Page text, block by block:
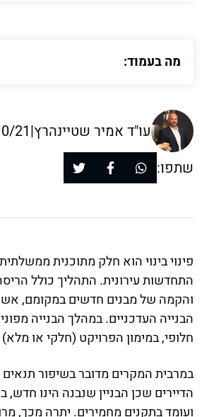
מה בעמוד:
עו"ד אמיר שטיינהרץ|
21
שתפו:
פינוי בינוי הוא חלק מתוכנית
התחדשות עירונית. התהליך כולל
והקמה של מבנים חדשים במקומם,
הבנייה העדכניים. במהלך הבנייה
חלופי, במימון הפרויקט (חלקי או מלא)
במרבית המקרים מדובר בשיפור
הדיירים שכן הבניין שנבנה הינו חדש,
ועומד בתקנים מחמירים. יתרה מכך,